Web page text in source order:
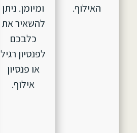
האילוף.
ומיומן. ניתן
להשאיר את
כלבכם
לפנסיון רגיל
או פנסיון
אילוף.